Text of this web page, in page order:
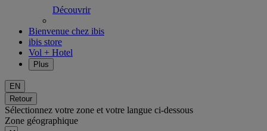
Découvrir
Bienvenue chez ibis
ibis store
Vol + Hotel
Plus
EN
Retour
Sélectionnez votre zone et votre langue ci-dessous
Zone géographique